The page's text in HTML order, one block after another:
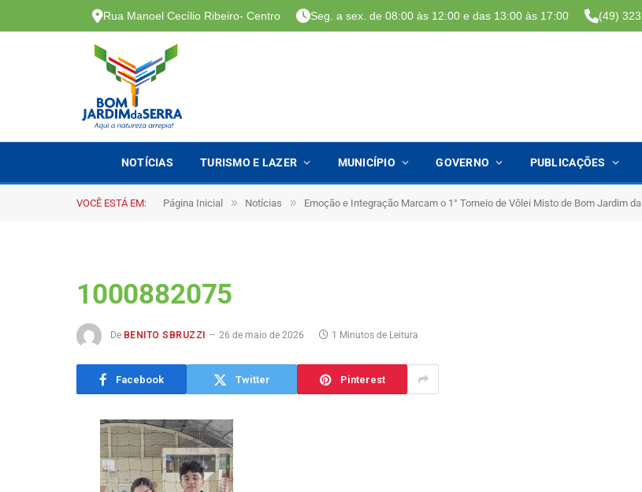
Rua Manoel Cecílio Ribeiro- Centro Seg. a sex. de 08:00 às 12:00 e das 13:00 às 17:00 (49)
NOTÍCIAS TURISMO E LAZER MUNICÍPIO GOVERNO PUBLICAÇÕES
VOCÊ ESTÁ EM: Página Inicial » Notícias » Emoção e Integração Marcam o 1° Torneio de Vôlei Misto de Bom Jardim
1000882075
De BENITO SBRUZZI 26 de maio de 2026 1 Minutos de Leitura
Facebook Twitter Pinterest